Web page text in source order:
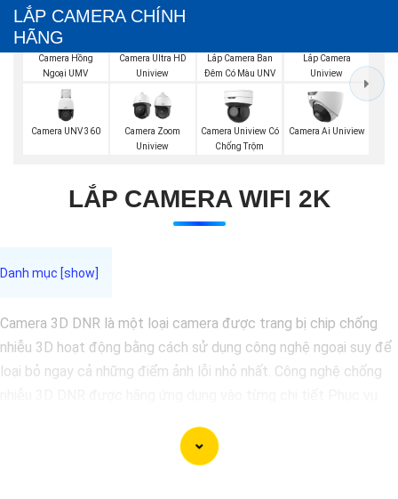
LẮP CAMERA CHÍNH
HÃNG
Camera Hồng
Ngoại UMV
Camera Ultra HD
Uniview
Lắp Camera Ban
Đêm Có Màu UNV
Lắp Camera
Uniview
Camera UNV 360
Camera Zoom
Uniview
Camera Uniview Có
Chống Trộm
Camera Ai Uniview
LẮP CAMERA WIFI 2K
Camera 3D DNR là một loại camera được trang bị chip chống
nhiễu 3D hoạt động bằng cách sử dụng công nghệ ngoại suy để
loại bỏ ngay cả những điểm ảnh lỗi nhỏ nhất. Công nghệ chống
Với tính năng chống nhiễu 3D DNR camera sẽ giúp bạn quan sát